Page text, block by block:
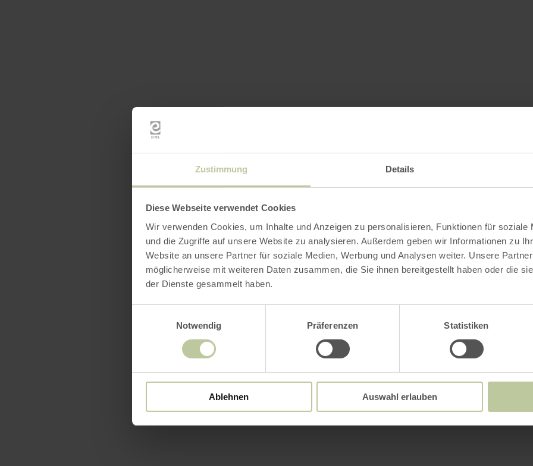
Zustimmung Details
Diese Webseite verwendet Cookies
Wir verwenden Cookies, um Inhalte und Anzeigen zu personalisieren, Funktionen für soziale
und die Zugriffe auf unsere Website zu analysieren. Außerdem geben wir Informationen zu
Website an unsere Partner für soziale Medien, Werbung und Analysen weiter. Unsere
möglicherweise mit weiteren Daten zusammen, die Sie ihnen bereitgestellt haben oder die
der Dienste gesammelt haben.
Notwendig
Präferenzen Statistiken
Ablehnen Auswahl erlauben